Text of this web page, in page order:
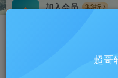
加入会员
3.3折
推广返佣高达70%
超哥